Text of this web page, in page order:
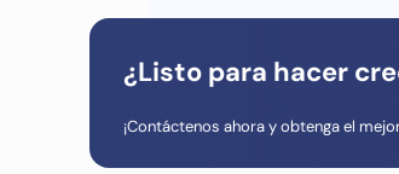
¿Listo para hacer
¡Contáctenos ahora y obtenga el